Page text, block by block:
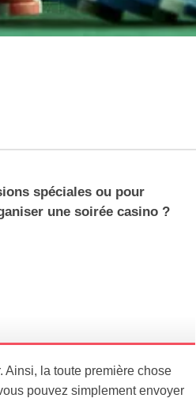
spéciales ou pour
une soirée casino ?
Ainsi, la toute première chose
pouvez simplement envoyer